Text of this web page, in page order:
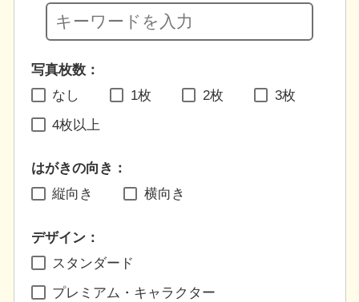
写真枚数：
なし
1枚 2枚 3枚
4枚以上
はがきの向き：
縦向き
横向き
デザイン：
スタンダード
プレミアム・キャラクター